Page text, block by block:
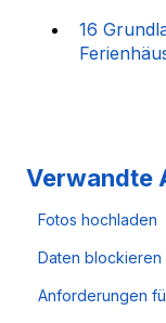
16
Verwandte
Fotos hochladen
Daten blockieren
Anforderungen